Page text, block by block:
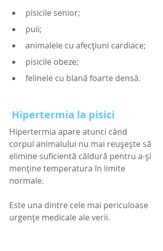
pisicile senior;
puii;
animalele cu afecțiuni cardiace;
pisicile obeze;
felinele cu blană foarte densă.
Hipertermia la pisici
Hipertermia apare atunci când
corpul animalului nu mai reușește să
elimine suficientă căldură pentru a-și
menține temperatura în limite
normale.
Este una dintre cele mai periculoase
urgențe medicale ale verii.